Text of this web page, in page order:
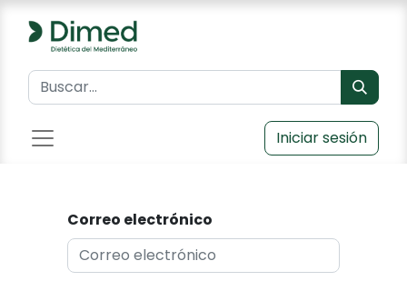
Iniciar sesión
Correo electrónico